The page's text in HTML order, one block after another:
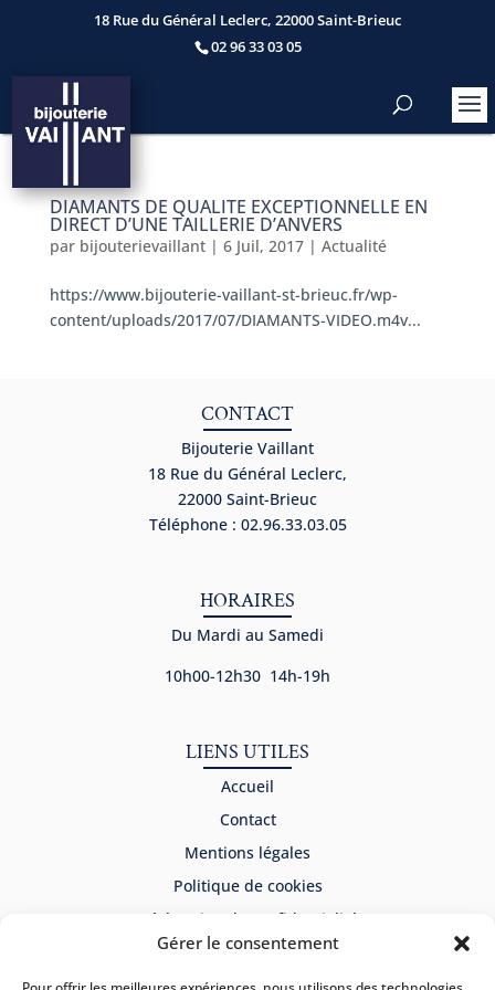
Gérer le consentement
18 Rue du Général Leclerc, 22000 Saint-Brieuc
02 96 33 03 05
DIAMANTS DE QUALITE EXCEPTIONNELLE EN
DIRECT D’UNE TAILLERIE D’ANVERS
par bijouterievaillant| 6 Juil, 2017| Actualité
https://www.bijouterie-vaillant-st-brieuc.fr/wp-
content/uploads/2017/07/DIAMANTS-VIDEO.m4v...
CONTACT
Bijouterie Vaillant
18 Rue du Général Leclerc,
22000 Saint-Brieuc
Téléphone : 02.96.33.03.05
HORAIRES
Du Mardi au Samedi
10h00-12h30 14h-19h
LIENS UTILES
Accueil
Contact
Mentions légales
Politique de cookies
Déclaration de confidentialité